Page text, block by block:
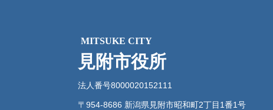
MITSUKE CITY
見附市役所
法人番号8000020152111
〒954-8686 新潟県見附市昭和町2丁目1番1号